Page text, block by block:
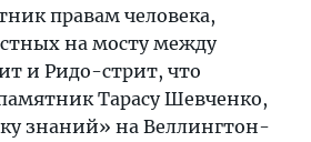
правам человека,
на мосту между
и Ридо-стрит, что
Тарасу Шевченко,
знаний» на Веллингтон-